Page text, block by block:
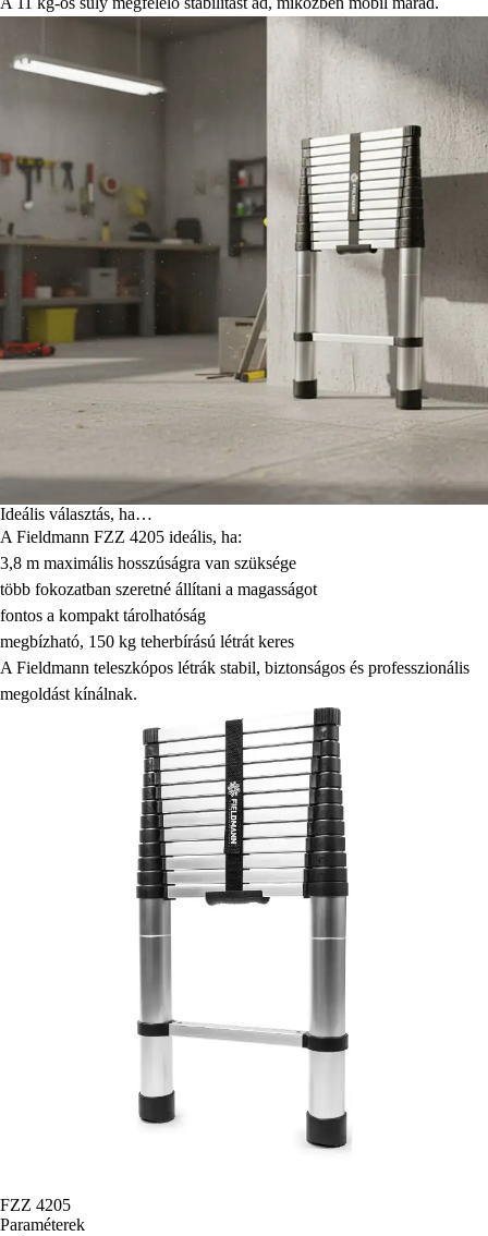
Ideális választás, ha…
A Fieldmann FZZ 4205 ideális, ha:
3,8 m maximális hosszúságra van szüksége
több fokozatban szeretné állítani a magasságot
fontos a kompakt tárolhatóság
megbízható, 150 kg teherbírású létrát keres
A Fieldmann teleszkópos létrák stabil, biztonságos és professzionális
megoldást kínálnak.
FZZ 4205
Paraméterek